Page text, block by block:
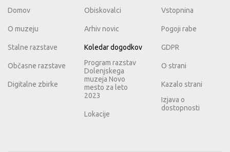
Domov
O muzeju
Stalne razstave
Občasne razstave
Digitalne zbirke
Obiskovalci
Arhiv novic
Koledar dogodkov
Program razstav
Dolenjskega
muzeja Novo
mesto za leto
2023
Lokacije
Vstopnina
Pogoji rabe
GDPR
O strani
Kazalo strani
Izjava o
dostopnosti